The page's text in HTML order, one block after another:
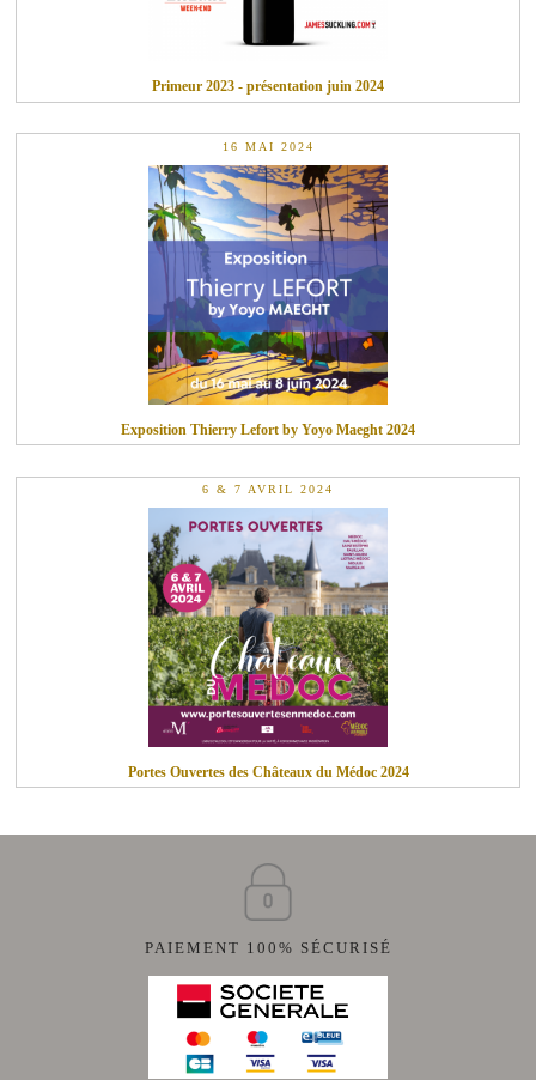
Primeur 2023 - présentation juin 2024
16 MAI 2024
Exposition Thierry Lefort by Yoyo Maeght 2024
6 & 7 AVRIL 2024
Portes Ouvertes des Châteaux du Médoc 2024
PAIEMENT 100% SÉCURISÉ